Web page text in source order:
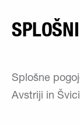
Splošne
Avstriji in